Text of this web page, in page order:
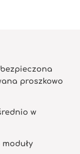
proszkowo
w
moduły